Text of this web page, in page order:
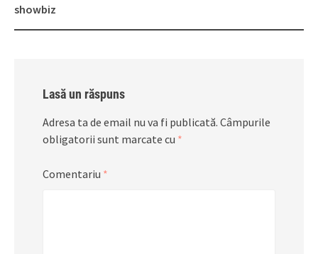
showbiz
Lasă un răspuns
Adresa ta de email nu va fi publicată. Câmpurile
obligatorii sunt marcate cu *
Comentariu *